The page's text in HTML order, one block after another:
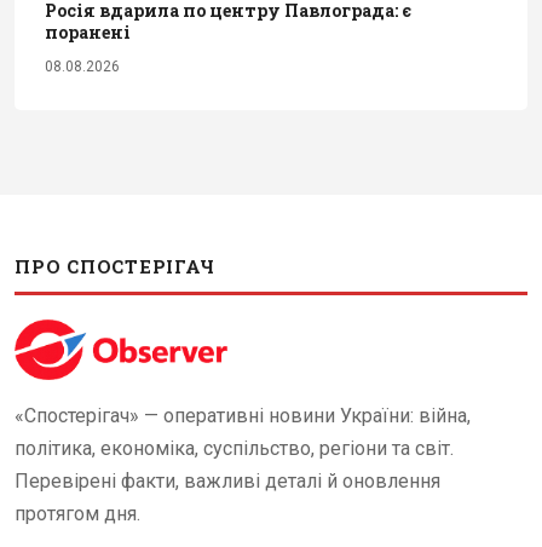
Росія вдарила по центру Павлограда: є
поранені
08.08.2026
ПРО СПОСТЕРІГАЧ
«Спостерігач» — оперативні новини України: війна,
політика, економіка, суспільство, регіони та світ.
Перевірені факти, важливі деталі й оновлення
протягом дня.